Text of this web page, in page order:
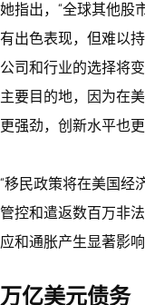
她指出，“全球其他股
有出色表现，但难以
公司和行业的选择将
主要目的地，因为在
更强劲，创新水平也
“移民政策将在美国经
管控和遣返数百万非
应和通胀产生显著影响
万亿美元债务